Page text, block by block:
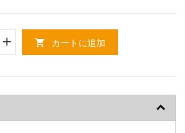
add shopping_cart カートに追加